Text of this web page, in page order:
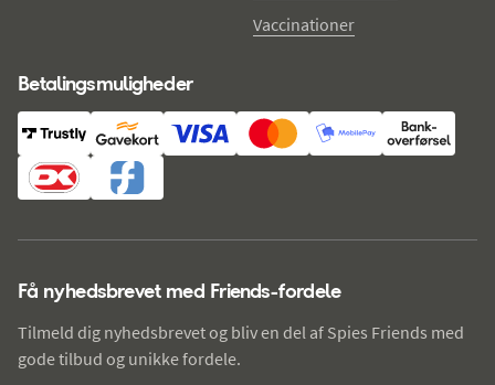
Vaccinationer
Betalingsmuligheder
Få nyhedsbrevet med Friends-fordele
Tilmeld dig nyhedsbrevet og bliv en del af Spies Friends med
gode tilbud og unikke fordele.